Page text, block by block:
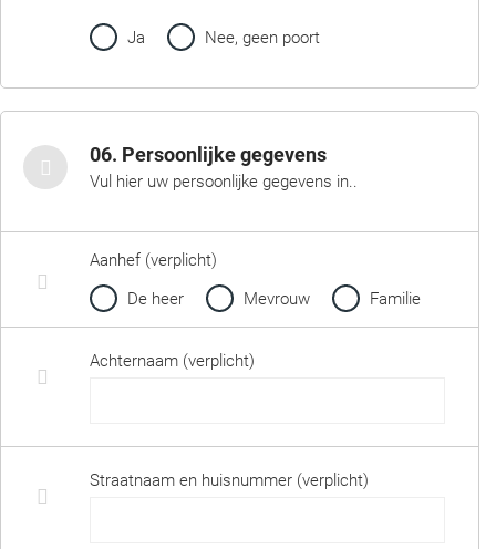
Ja Nee, geen poort
06. Persoonlijke gegevens
Vul hier uw persoonlijke gegevens in..
Aanhef (verplicht)
De heer
Mevrouw Familie
Achternaam (verplicht)
Straatnaam en huisnummer (verplicht)